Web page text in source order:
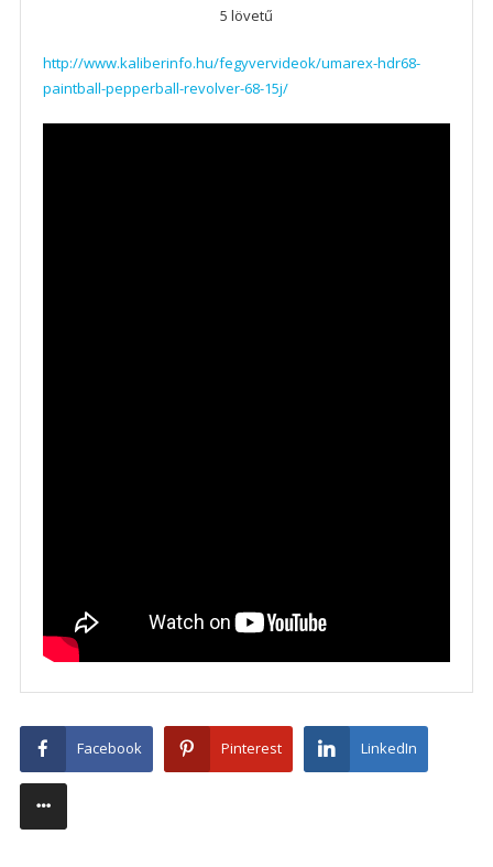
5 lövetű
http://www.kaliberinfo.hu/fegyvervideok/umarex-hdr68-
paintball-pepperball-revolver-68-15j/
Facebook Pinterest LinkedIn